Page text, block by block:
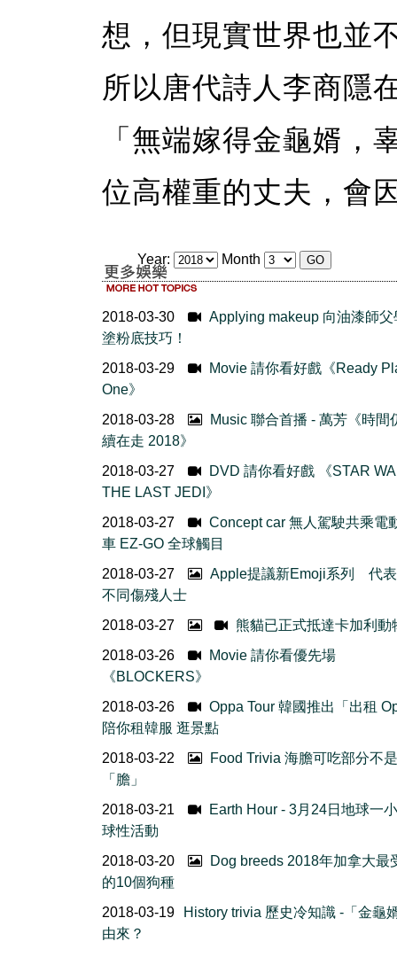
想，但現實世界也並
所以唐代詩人李商隱
「無端嫁得金龜婿，
位高權重的丈夫，會
Year: Month
2018-03-30
Applying makeup 向油漆師父
塗粉底技巧！
2018-03-29
Movie 請你看好戲《Ready
One》
2018-03-28
Music 聯合首播 - 萬芳《時間
續在走 2018》
2018-03-27
DVD 請你看好戲 《STAR
THE LAST JEDI》
2018-03-27
Concept car 無人駕駛共乘電
車 EZ-GO 全球觸目
2018-03-27
Apple提議新Emoji系列 代
不同傷殘人士
2018-03-27
熊貓已正式抵達卡加利動
2018-03-26
Movie 請你看優先場
《BLOCKERS》
2018-03-26
Oppa Tour 韓國推出「出租
陪你租韓服 逛景點
2018-03-22
Food Trivia 海膽可吃部分不是
「膽」
2018-03-21
Earth Hour - 3月24日地球一
球性活動
2018-03-20
Dog breeds 2018年加拿大最
的10個狗種
2018-03-19
History trivia 歷史冷知識 -「金龜
由來？